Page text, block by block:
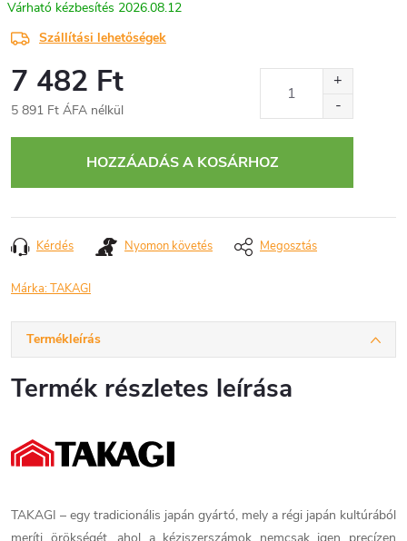
2026.08.12
Szállítási lehetőségek
7 482 Ft
5 891 Ft ÁFA nélkül
HOZZÁADÁS A KOSÁRHOZ
Kérdés Nyomon követés Megosztás
Márka:TAKAGI
Termékleírás
Termék részletes leírása
TAKAGI – egy tradicionális japán gyártó, mely a régi japán kultúrából